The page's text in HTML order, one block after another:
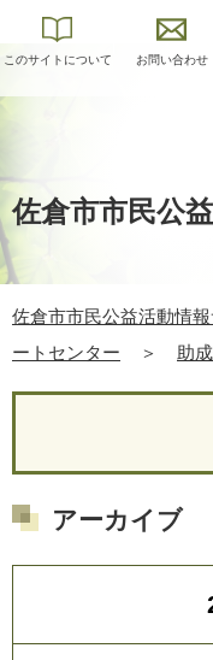
このサイトについて お問い合わせ
佐倉市市民公
佐倉市市民公益活動情報
ートセンター
＞ 助
アーカイブ